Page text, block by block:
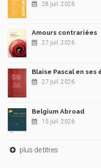
28 juil. 2026
Amours contrariées
27 juil. 2026
Blaise Pascal en ses
27 juil. 2026
Belgium Abroad
15 juil. 2026
plus de titres